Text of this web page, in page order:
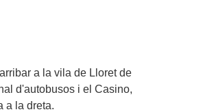
a la vila de Lloret de
d'autobusos i el Casino,
a la dreta.